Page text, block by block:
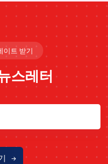
이트 받기
스레터